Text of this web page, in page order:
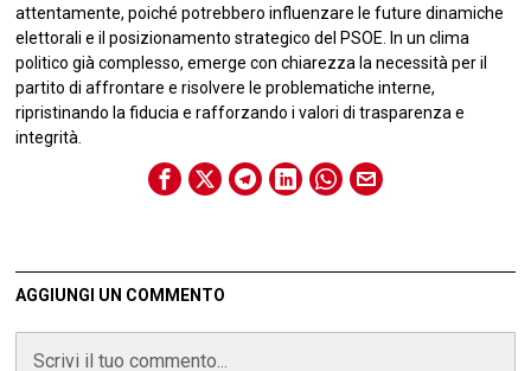
attentamente, poiché potrebbero influenzare le future dinamiche
elettorali e il posizionamento strategico del PSOE. In un clima
politico già complesso, emerge con chiarezza la necessità per il
partito di affrontare e risolvere le problematiche interne,
ripristinando la fiducia e rafforzando i valori di trasparenza e
integrità.
AGGIUNGI UN COMMENTO